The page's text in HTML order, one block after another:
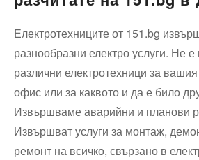
Електротехниците от 151.bg
разнообразни електро услуги. Не
различни електротехници за
офис или за каквото и да е било
Извършваме аварийни и планови
Извършват услуги за монтаж,
ремонт на всичко, свързано в